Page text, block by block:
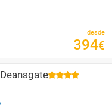
desde
394€